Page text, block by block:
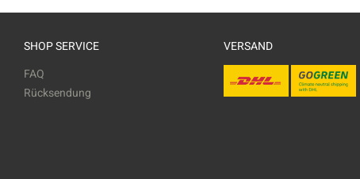
SHOP SERVICE
FAQ
Rücksendung
VERSAND